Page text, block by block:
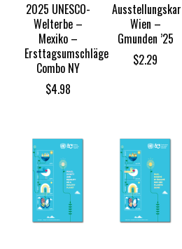
2025 UNESCO-
Welterbe –
Mexiko –
Ersttagsumschläge
Combo NY
$4.98
Wien –
Gmunden ’25
$2.29